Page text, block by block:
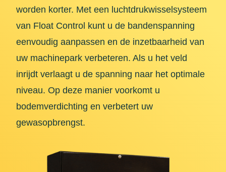
worden korter. Met een luchtdrukwisselsysteem
van Float Control kunt u de bandenspanning
eenvoudig aanpassen en de inzetbaarheid van
uw machinepark verbeteren. Als u het veld
inrijdt verlaagt u de spanning naar het optimale
niveau. Op deze manier voorkomt u
bodemverdichting en verbetert uw
gewasopbrengst.